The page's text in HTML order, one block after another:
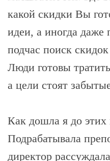
какой скидки Вы
идеи, а иногда даже
подчас поиск
Люди готовы
а цели стоят
Как дошла я до
Подрабатывала
директор